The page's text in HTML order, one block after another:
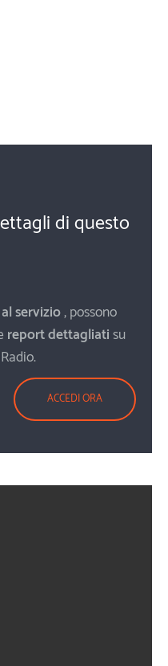
di questo
servizio, possono
report dettagliatisu
ACCEDI ORA